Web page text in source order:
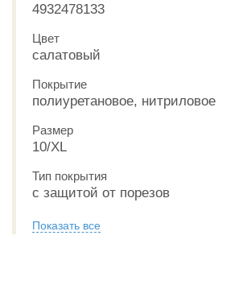
4932478133
Цвет
салатовый
Покрытие
полиуретановое, нитриловое
Размер
10/XL
Тип покрытия
с защитой от порезов
Показать все